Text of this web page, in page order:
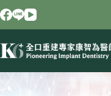
跳
至
要